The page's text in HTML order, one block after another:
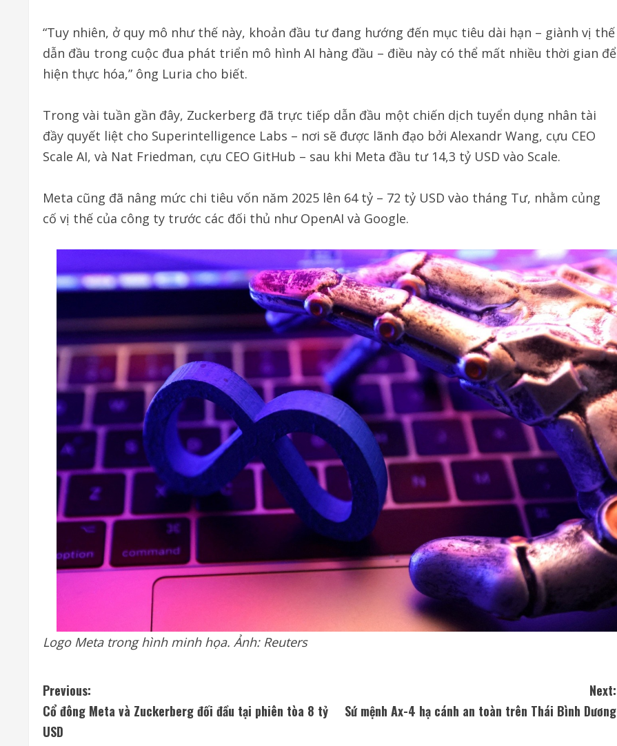
“Tuy nhiên, ở quy mô như thế này, khoản đầu tư đang hướng đến mục tiêu dài hạn – giành vị thế
dẫn đầu trong cuộc đua phát triển mô hình AI hàng đầu – điều này có thể mất nhiều thời gian để
hiện thực hóa,” ông Luria cho biết.
Trong vài tuần gần đây, Zuckerberg đã trực tiếp dẫn đầu một chiến dịch tuyển dụng nhân tài
đầy quyết liệt cho Superintelligence Labs – nơi sẽ được lãnh đạo bởi Alexandr Wang, cựu CEO
Scale AI, và Nat Friedman, cựu CEO GitHub – sau khi Meta đầu tư 14,3 tỷ USD vào Scale.
Meta cũng đã nâng mức chi tiêu vốn năm 2025 lên 64 tỷ – 72 tỷ USD vào tháng Tư, nhằm củng
cố vị thế của công ty trước các đối thủ như OpenAI và Google.
Logo Meta trong hình minh họa. Ảnh: Reuters
C
o
Previous:
Cổ đông Meta và Zuckerberg đối đầu tại phiên tòa 8 tỷ
USD
Next:
Sứ mệnh Ax-4 hạ cánh an toàn trên Thái Bình Dương